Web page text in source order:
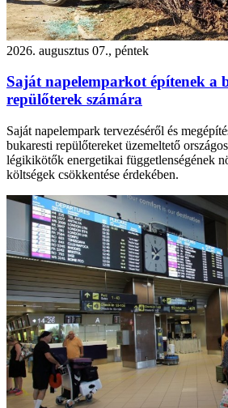
2026. augusztus 07., péntek
Saját napelemparkot építenek a
repülőterek számára
Saját napelempark tervezéséről és
bukaresti repülőtereket üzemeltető
légikikötők energetikai függetlenségének
költségek csökkentése érdekében.